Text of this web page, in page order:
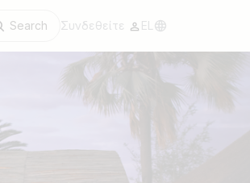
Search Συνδεθείτε EL